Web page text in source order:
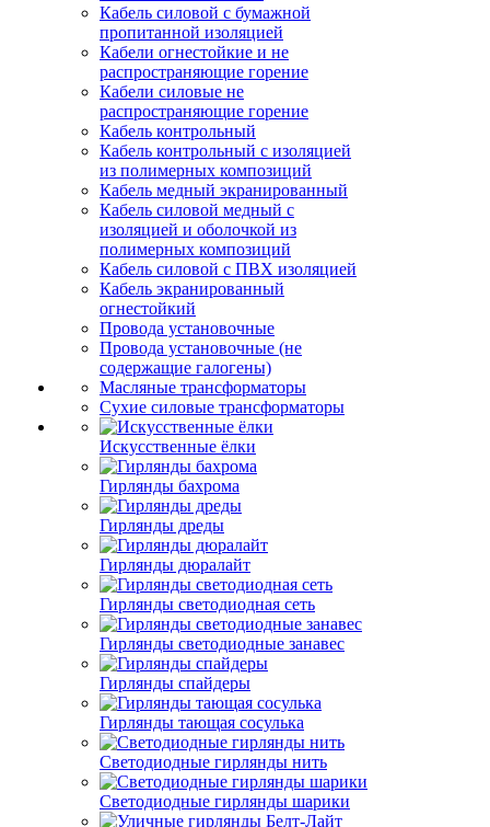
Кабель силовой с бумажной
пропитанной изоляцией
Кабели огнестойкие и не
распространяющие горение
Кабели силовые не
распространяющие горение
Кабель контрольный
Кабель контрольный с изоляцией
из полимерных композиций
Кабель медный экранированный
Кабель силовой медный с
изоляцией и оболочкой из
полимерных композиций
Кабель силовой с ПВХ изоляцией
Кабель экранированный
огнестойкий
Провода установочные
Провода установочные (не
содержащие галогены)
Масляные трансформаторы
Сухие силовые трансформаторы
Искусственные ёлки
Гирлянды бахрома
Гирлянды дреды
Гирлянды дюралайт
Гирлянды светодиодная сеть
Гирлянды светодиодные занавес
Гирлянды спайдеры
Гирлянды тающая сосулька
Светодиодные гирлянды нить
Светодиодные гирлянды шарики